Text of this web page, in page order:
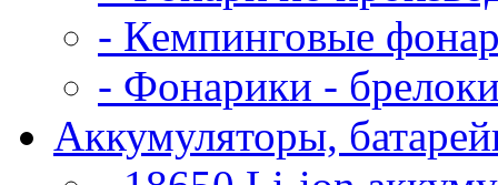
- Кемпинговые
- Фонарики -
Аккумуляторы,